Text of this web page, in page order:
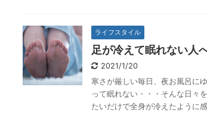
ライフスタイル
足が冷えて眠れない人
2021/1/20
寒さが厳しい毎日、夜お風呂に
って眠れない・・・そんな日々
たいだけで全身が冷えたように